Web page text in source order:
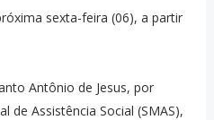
sexta-feira (06), a partir
Antônio de Jesus, por
de Assistência Social (SMAS),